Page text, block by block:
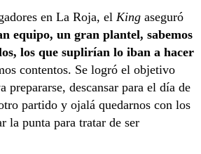
en La Roja, el King aseguró
equipo, un gran plantel, sabemos
los que suplirían lo iban a hacer
contentos. Se logró el objetivo
prepararse, descansar para el día de
partido y ojalá quedarnos con los
la punta para tratar de ser